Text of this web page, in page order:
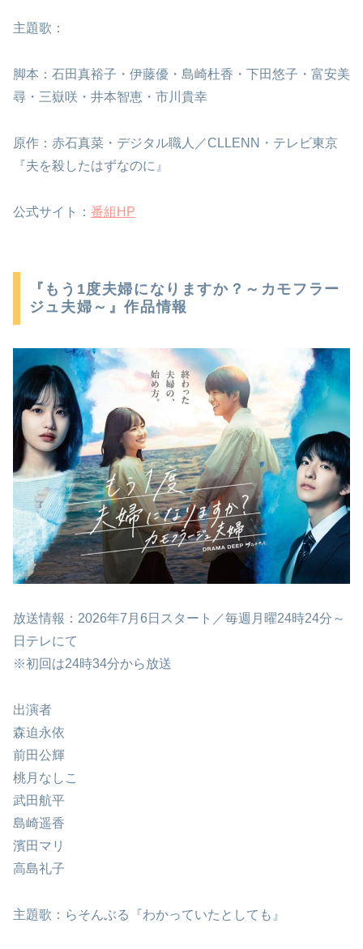
主題歌：
脚本：石田真裕子・伊藤優・島崎杜香・下田悠子・富安美
尋・三嶽咲・井本智恵・市川貴幸
原作：赤石真菜・デジタル職人／CLLENN・テレビ東京
『夫を殺したはずなのに』
公式サイト： 番組HP
『もう1度夫婦になりますか？～カモフラー
ジュ夫婦～』作品情報
放送情報：2026年7月6日スタート／毎週月曜24時24分～
日テレにて
※初回は24時34分から放送
出演者
森迫永依
前田公輝
桃月なしこ
武田航平
島崎遥香
濱田マリ
高島礼子
主題歌：らそんぶる『わかっていたとしても』